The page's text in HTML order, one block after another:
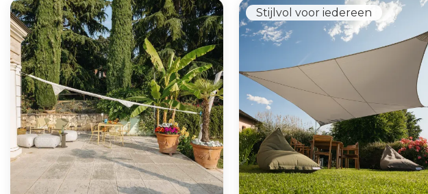
Stijlvol voor iedereen